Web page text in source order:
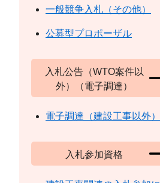
一般競争入札（その他）
公募型プロポーザル
入札公告（WTO案件以
外）（電子調達）
電子調達（建設工事以外）
入札参加資格